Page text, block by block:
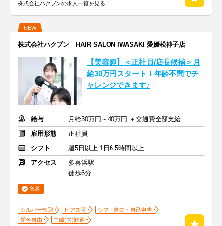
株式会社ハクブンの求人一覧を見る
NEW
株式会社ハクブン HAIR SALON IWASAKI 愛媛松神子店
【美容師】＜正社員/店長候補＞月
給30万円スタート！年齢不問でチ
ャレンジできます♪
給与
月給30万円～40万円 ＋交通費全額支給
雇用形態
正社員
シフト
週5日以上 1日6.5時間以上
アクセス
多喜浜駅
徒歩6分
急募
シルバー歓迎 ピアス可
シフト自由・自己申告
髪色自由
主婦(夫)歓迎